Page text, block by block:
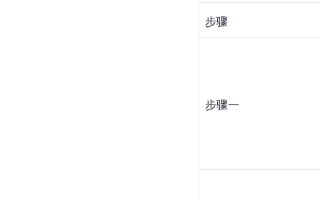
步骤
步骤一